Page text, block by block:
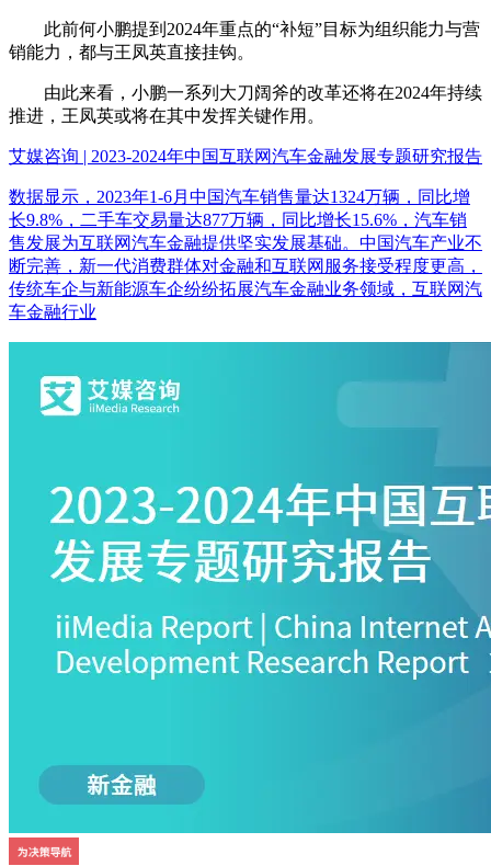
此前何小鹏提到2024年重点的“补短”目标为组织能力与营
销能力，都与王凤英直接挂钩。
由此来看，小鹏一系列大刀阔斧的改革还将在2024年持续
推进，王凤英或将在其中发挥关键作用。
艾媒咨询 | 2023-2024年中国互联网汽车金融发展专题研究报告
数据显示，2023年1-6月中国汽车销售量达1324万辆，同比增
长9.8%，二手车交易量达877万辆，同比增长15.6%，汽车销
售发展为互联网汽车金融提供坚实发展基础。中国汽车产业不
断完善，新一代消费群体对金融和互联网服务接受程度更高，
传统车企与新能源车企纷纷拓展汽车金融业务领域，互联网汽
车金融行业